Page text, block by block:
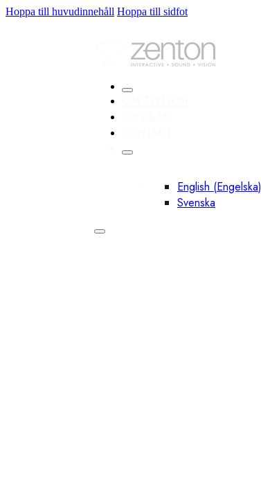
Hoppa till huvudinnehåll Hoppa till sidfot
English (Engelska)
Svenska